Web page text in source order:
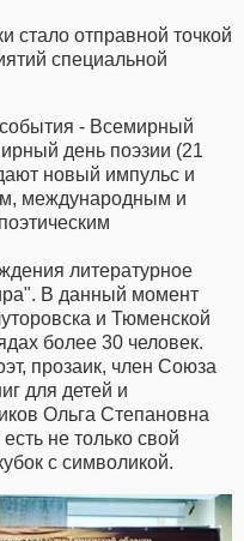
стало отправной точкой
специальной
- Всемирный
день поэзии (21
новый импульс и
международным и
литературное
В данный момент
и Тюменской
более 30 человек.
прозаик, член Союза
для детей и
Ольга Степановна
не только свой
с символикой.